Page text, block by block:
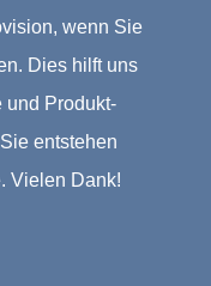
wenn Sie
Dies hilft uns
und Produkt-
entstehen
Vielen Dank!